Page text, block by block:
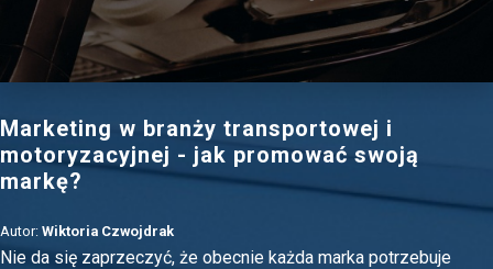
Marketing w branży transportowej i
motoryzacyjnej - jak promować swoją
markę?
Autor: Wiktoria Czwojdrak
Nie da się zaprzeczyć, że obecnie każda marka potrzebuje